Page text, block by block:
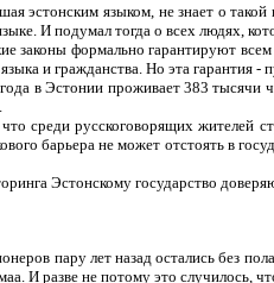
эстонским языком, не знает о
И подумал тогда о всех людях,
законы формально гарантируют
и гражданства. Но эта гарантия
в Эстонии проживает 383
среди русскоговорящих жителей
барьера не может отстоять в
Эстонскому государство
пару лет назад остались без
И разве не потому это случилось,